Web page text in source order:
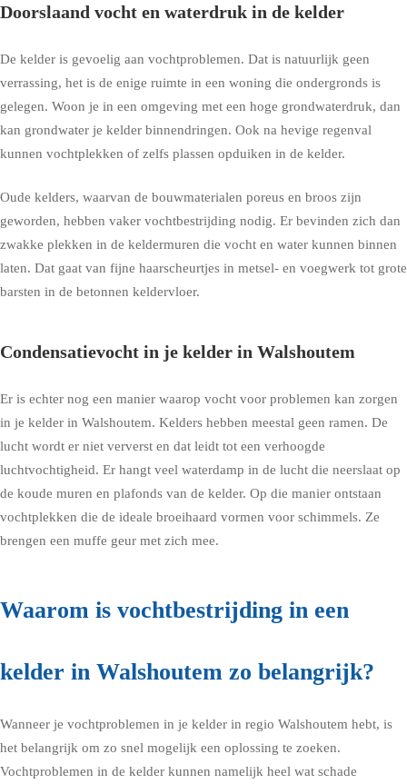
Doorslaand vocht en waterdruk in de kelder
De kelder is gevoelig aan vochtproblemen. Dat is natuurlijk geen
verrassing, het is de enige ruimte in een woning die ondergronds is
gelegen. Woon je in een omgeving met een hoge grondwaterdruk, dan
kan grondwater je kelder binnendringen. Ook na hevige regenval
kunnen vochtplekken of zelfs plassen opduiken in de kelder.
Oude kelders, waarvan de bouwmaterialen poreus en broos zijn
geworden, hebben vaker vochtbestrijding nodig. Er bevinden zich dan
zwakke plekken in de keldermuren die vocht en water kunnen binnen
laten. Dat gaat van fijne haarscheurtjes in metsel- en voegwerk tot grote
barsten in de betonnen keldervloer.
Condensatievocht in je kelder in Walshoutem
Er is echter nog een manier waarop vocht voor problemen kan zorgen
in je kelder in Walshoutem. Kelders hebben meestal geen ramen. De
lucht wordt er niet ververst en dat leidt tot een verhoogde
luchtvochtigheid. Er hangt veel waterdamp in de lucht die neerslaat op
de koude muren en plafonds van de kelder. Op die manier ontstaan
vochtplekken die de ideale broeihaard vormen voor schimmels. Ze
brengen een muffe geur met zich mee.
Waarom is vochtbestrijding in een
kelder in Walshoutem zo belangrijk?
Wanneer je vochtproblemen in je kelder in regio Walshoutem hebt, is
het belangrijk om zo snel mogelijk een oplossing te zoeken.
Vochtproblemen in de kelder kunnen namelijk heel wat schade